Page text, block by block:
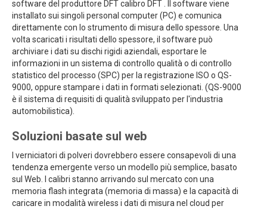
software del produttore DFT calibro DFT . Il software viene
installato sui singoli personal computer (PC) e comunica
direttamente con lo strumento di misura dello spessore. Una
volta scaricati i risultati dello spessore, il software può
archiviare i dati su dischi rigidi aziendali, esportare le
informazioni in un sistema di controllo qualità o di controllo
statistico del processo (SPC) per la registrazione ISO o QS-
9000, oppure stampare i dati in formati selezionati. (QS-9000
è il sistema di requisiti di qualità sviluppato per l'industria
automobilistica).
Soluzioni basate sul web
I verniciatori di polveri dovrebbero essere consapevoli di una
tendenza emergente verso un modello più semplice, basato
sul Web. I calibri stanno arrivando sul mercato con una
memoria flash integrata (memoria di massa) e la capacità di
caricare in modalità wireless i dati di misura nel cloud per